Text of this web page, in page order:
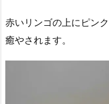
赤いリンゴの上にピン
癒やされます。